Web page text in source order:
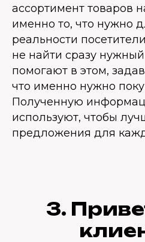
ассортимент товаров
именно то, что нужно
реальности
не найти сразу
помогают в этом,
что именно нужно
Полученную
используют, чтобы
предложения для
3.